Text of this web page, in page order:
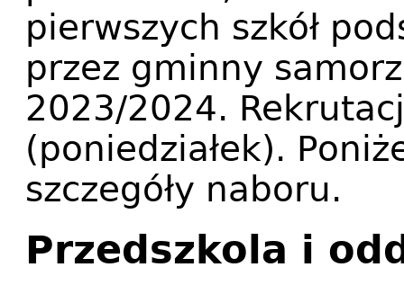
pierwszych szkół
przez gminny
2023/2024.
(poniedziałek).
szczegóły naboru.
Przedszkola i